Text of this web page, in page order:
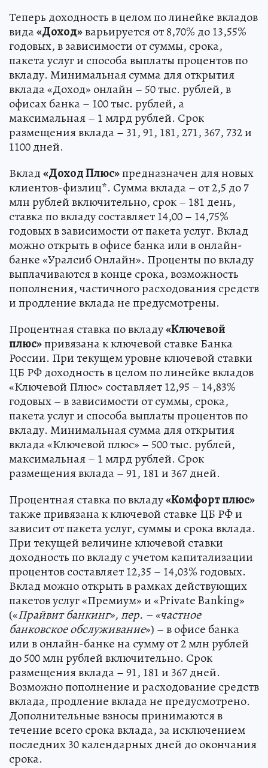
Теперь доходность в целом по линейке вкладов
вида«Доход»варьируется от 8,70% до 13,55%
годовых, в зависимости от суммы, срока,
пакета услуг и способа выплаты процентов по
вкладу. Минимальная сумма для открытия
вклада «Доход» онлайн – 50 тыс. рублей, в
офисах банка – 100 тыс. рублей, а
максимальная – 1 млрд рублей. Срок
размещения вклада – 31, 91, 181, 271, 367, 732 и
1100 дней.
Вклад«Доход Плюс»предназначен для новых
клиентов-физлиц*. Сумма вклада – от 2,5 до 7
млн рублей включительно, срок – 181 день,
ставка по вкладу составляет 14,00 – 14,75%
годовых в зависимости от пакета услуг. Вклад
можно открыть в офисе банка или в онлайн-
банке «Уралсиб Онлайн». Проценты по вкладу
выплачиваются в конце срока, возможность
пополнения, частичного расходования средств
и продление вклада не предусмотрены.
Процентная ставка по вкладу«Ключевой
плюс»привязана к ключевой ставке Банка
России. При текущем уровне ключевой ставки
ЦБ РФ доходность в целом по линейке вкладов
«Ключевой Плюс» составляет 12,95 – 14,83%
годовых – в зависимости от суммы, срока,
пакета услуг и способа выплаты процентов по
вкладу. Минимальная сумма для открытия
вклада «Ключевой плюс» – 500 тыс. рублей,
максимальная – 1 млрд рублей. Срок
размещения вклада – 91, 181 и 367 дней.
Процентная ставка по вкладу«Комфорт плюс»
также привязана к ключевой ставке ЦБ РФ и
зависит от пакета услуг, суммы и срока вклада.
При текущей величине ключевой ставки
доходность по вкладу с учетом капитализации
процентов составляет 12,35 – 14,03% годовых.
Вклад можно открыть в рамках действующих
пакетов услуг «Премиум» и «Private Banking»
(«Прайвит банкинг», пер. – «частное
банковское обслуживание») – в офисе банка
или в онлайн-банке на сумму от 2 млн рублей
до 500 млн рублей включительно. Срок
размещения вклада – 91, 181 и 367 дней.
Возможно пополнение и расходование средств
вклада, продление вклада не предусмотрено.
Дополнительные взносы принимаются в
течение всего срока вклада, за исключением
последних 30 календарных дней до окончания
срока.